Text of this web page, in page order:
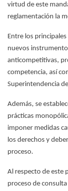
virtud de este
reglamentación la
Entre los
nuevos
anticompetitivas,
competencia, así
Superintendencia
Además, se
prácticas
imponer medidas
los derechos y
proceso.
Al respecto de este
proceso de